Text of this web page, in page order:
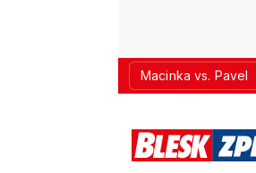
Macinka vs. Pavel